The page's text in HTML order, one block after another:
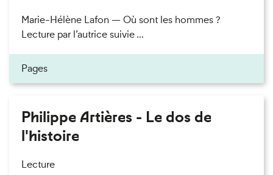
Marie-Hélène Lafon — Où sont les hommes ?
Lecture par l’autrice suivie ...
Pages
Philippe Artières - Le dos de
l'histoire
Lecture